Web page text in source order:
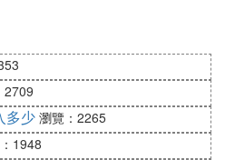
2709
多少 瀏覽：2265
1948